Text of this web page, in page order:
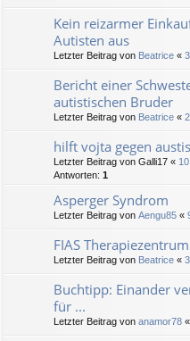
Kein reizarmer
Autisten aus
Letzter Beitrag von Beatrice «
Bericht einer
autistischen Bruder
Letzter Beitrag von Beatrice «
hilft vojta gegen
Letzter Beitrag von Galli17 «
Antworten: 1
Asperger Syndrom
Letzter Beitrag von Aengu85 «
FIAS
Letzter Beitrag von Beatrice «
Buchtipp: Einander
für ...
Letzter Beitrag von anamor78 «